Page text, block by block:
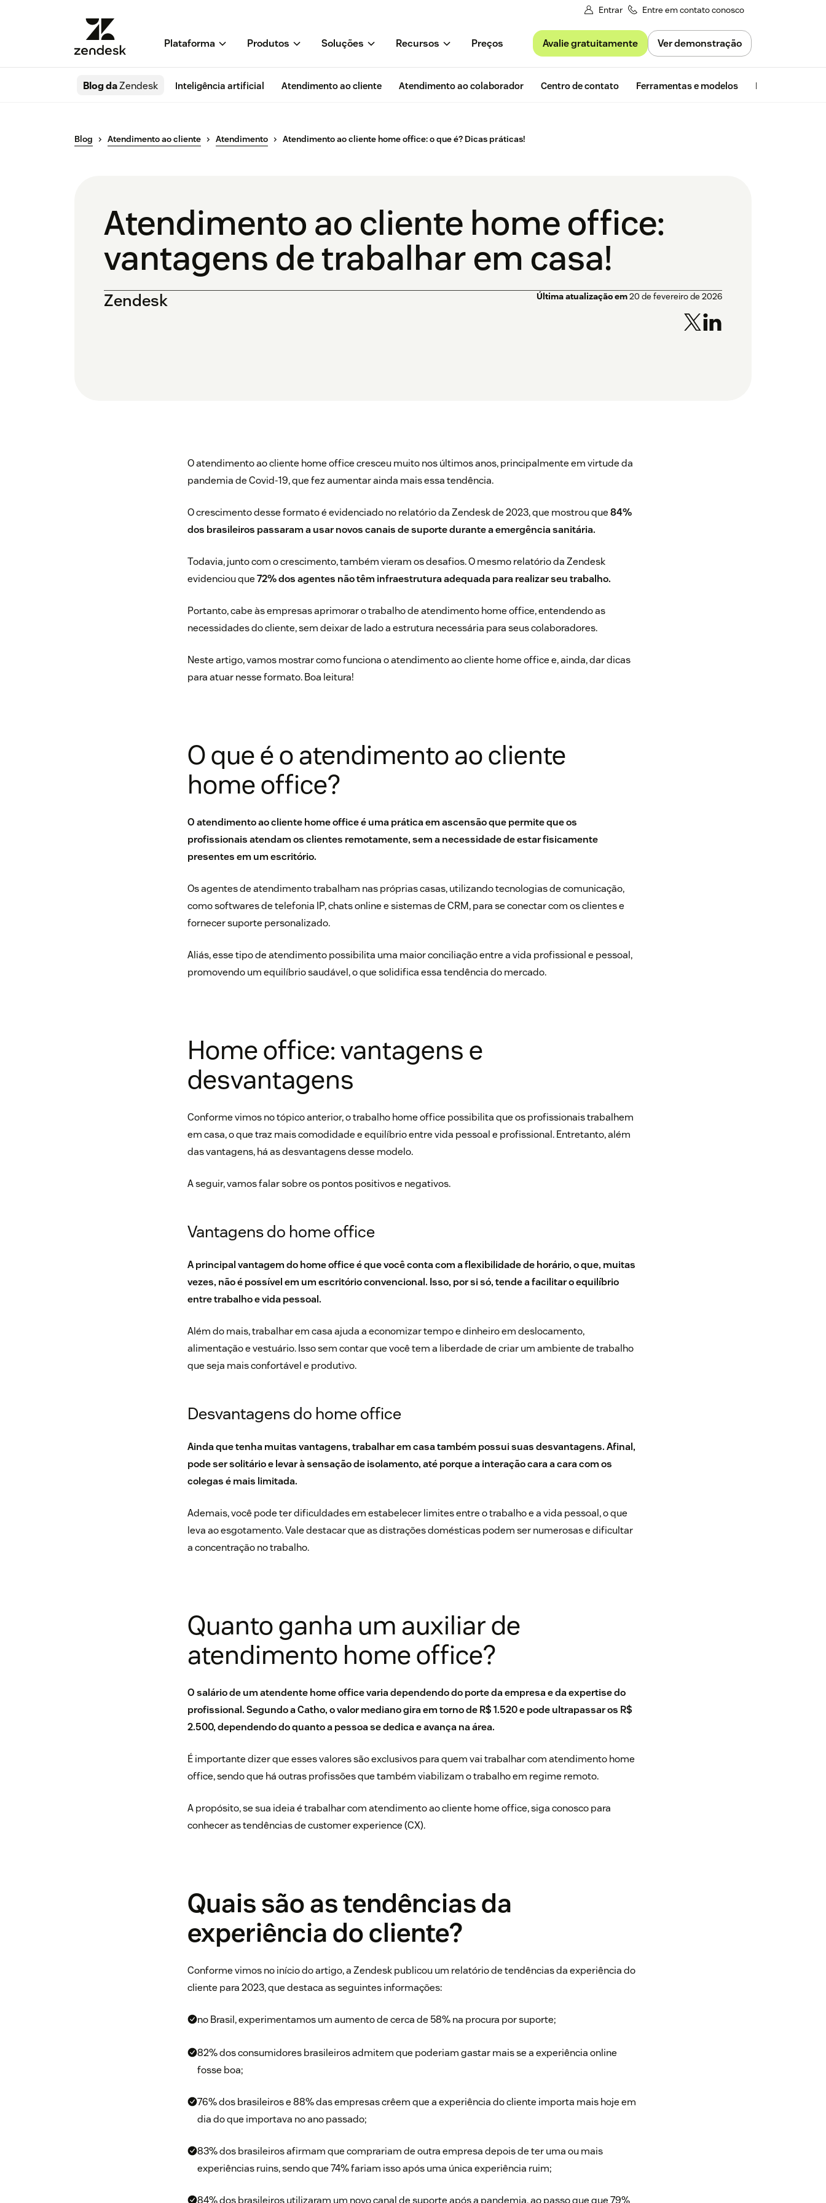
Entrar Entre em contato conosco
Plataforma Produtos Soluções Recursos Preços Avalie gratuitamente Ver demonstração
Blog daZendesk Inteligência artificial Atendimento ao cliente Atendimento ao colaborador Centro de contato Ferramentas e modelos Insights da
Blog Atendimento ao cliente Atendimento Atendimento ao cliente home office: o que é? Dicas práticas!
Atendimento ao cliente home office:
vantagens de trabalhar em casa!
Zendesk Última atualização em20 de fevereiro de 2026
O atendimento ao cliente home office cresceu muito nos últimos anos, principalmente em virtude da
pandemia de Covid-19, que fez aumentar ainda mais essa tendência.
O crescimento desse formato é evidenciado norelatório da Zendesk de 2023, que mostrou que84%
dos brasileiros passaram a usar novos canais de suporte durante a emergência sanitária.
Todavia, junto com o crescimento, também vieram os desafios. O mesmo relatório da Zendesk
evidenciou que72% dos agentes não têm infraestrutura adequada para realizar seu trabalho.
Portanto, cabe às empresas aprimorar o trabalho de atendimento home office, entendendo as
necessidades do cliente, sem deixar de lado a estrutura necessária para seus colaboradores.
Neste artigo, vamos mostrar como funciona o atendimento ao cliente home office e, ainda, dar dicas
para atuar nesse formato. Boa leitura!
O que é o atendimento ao cliente
home office?
O atendimento ao cliente home office é uma prática em ascensão que permite que os
profissionais atendam os clientes remotamente, sem a necessidade de estar fisicamente
presentes em um escritório.
Os agentes de atendimento trabalham nas próprias casas, utilizando tecnologias de comunicação,
como softwares de telefonia IP, chats online e sistemas de CRM, para se conectar com os clientes e
fornecer suporte personalizado.
Aliás, esse tipo de atendimento possibilita uma maior conciliação entre a vida profissional e pessoal,
promovendo um equilíbrio saudável, o que solidifica essa tendência do mercado.
Home office: vantagens e
desvantagens
Conforme vimos no tópico anterior, o trabalho home office possibilita que os profissionais trabalhem
em casa, o que traz mais comodidade e equilíbrio entre vida pessoal e profissional. Entretanto, além
das vantagens, há as desvantagens desse modelo.
A seguir, vamos falar sobre os pontos positivos e negativos.
Vantagens do home office
A principal vantagem do home office é que você conta com a flexibilidade de horário, o que, muitas
vezes, não é possível em um escritório convencional. Isso, por si só, tende a facilitar o equilíbrio
entre trabalho e vida pessoal.
Além do mais, trabalhar em casa ajuda a economizar tempo e dinheiro em deslocamento,
alimentação e vestuário. Isso sem contar que você tem a liberdade de criar um ambiente de trabalho
que seja mais confortável e produtivo.
Desvantagens do home office
Ainda que tenha muitas vantagens, trabalhar em casa também possui suas desvantagens. Afinal,
pode ser solitário e levar à sensação de isolamento, até porque a interação cara a cara com os
colegas é mais limitada.
Ademais, você pode ter dificuldades em estabelecer limites entre o trabalho e a vida pessoal, o que
leva ao esgotamento. Vale destacar que as distrações domésticas podem ser numerosas e dificultar
a concentração no trabalho.
Quanto ganha um auxiliar de
atendimento home office?
O salário de um atendente home office varia dependendo do porte da empresa e da expertise do
profissional. Segundo aCatho, o valor mediano gira em torno de R$ 1.520 e pode ultrapassar os R$
2.500, dependendo do quanto a pessoa se dedica e avança na área.
É importante dizer que esses valores são exclusivos para quem vai trabalhar com atendimento home
office, sendo que há outras profissões que também viabilizam o trabalho em regime remoto.
A propósito, se sua ideia é trabalhar com atendimento ao cliente home office, siga conosco para
conhecer as tendências de customer experience (CX).
Quais são as tendências da
experiência do cliente?
Conforme vimos no início do artigo, a Zendesk publicou um relatório de tendências da experiência do
cliente para 2023, que destaca as seguintes informações:
no Brasil, experimentamos um aumento de cerca de 58% na procura por suporte;
82% dos consumidores brasileiros admitem que poderiam gastar mais se a experiência online
fosse boa;
76% dos brasileiros e 88% das empresas crêem que a experiência do cliente importa mais hoje em
dia do que importava no ano passado;
83% dos brasileiros afirmam que comprariam de outra empresa depois de ter uma ou mais
experiências ruins, sendo que 74% fariam isso após uma única experiência ruim;